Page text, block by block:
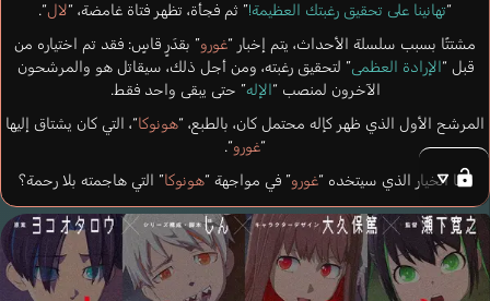
“تهانينا على تحقيق رغبتك العظيمة!” ثم فجأة، تظهر فتاة غامضة، “لال“.
مشتتًا بسبب سلسلة الأحداث، يتم إخبار “غورو” بقدَرٍ قاسٍ: فقد تم اختياره من
قبل “الإرادة العظمى” لتحقيق رغبته، ومن أجل ذلك، سيقاتل هو والمرشحون
الآخرون لمنصب “الإله” حتى يبقى واحد فقط.
المرشح الأول الذي ظهر كإله محتمل كان، بالطبع، “هونوكا“، التي كان يشتاق إليها
“غورو“.
فما الخيار الذي سيتخده “غورو” في مواجهة “هونوكا” التي هاجمته بلا رحمة؟